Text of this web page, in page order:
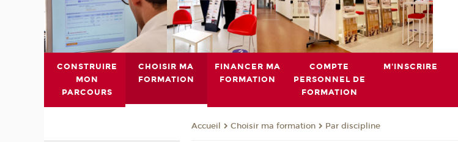
CONSTRUIRE
MON
PARCOURS
CHOISIR MA
FORMATION
FINANCER MA
FORMATION
COMPTE
PERSONNEL DE
FORMATION
M'INSCRIRE
Accueil Choisir ma formation Par discipline